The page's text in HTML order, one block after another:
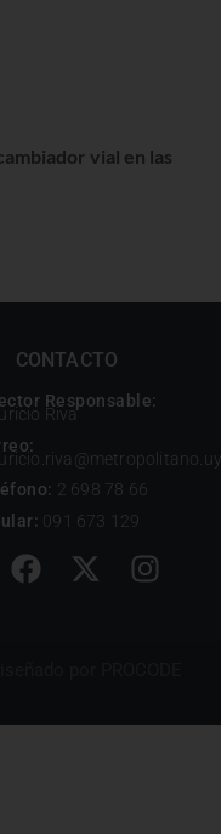
vial en las
CONTACTO
Responsable:
Riva
2 698 78 66
091 673 129